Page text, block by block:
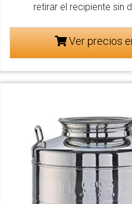
retirar el recipiente sin
Ver precios